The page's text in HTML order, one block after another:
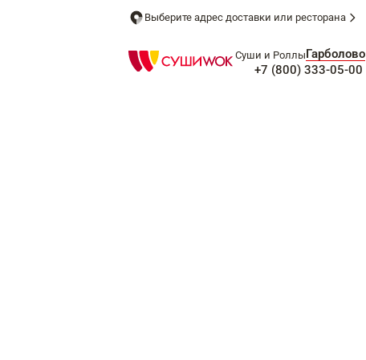
Выберите адрес доставки или ресторана
Суши и РоллыГарболово
+7 (800) 333-05-00